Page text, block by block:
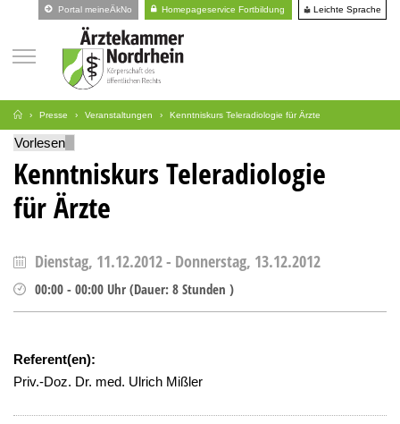
Portal meineÄkNo Homepageservice Fortbildung Leichte Sprache
Presse Veranstaltungen Kenntniskurs Teleradiologie für Ärzte
Vorlesen
Kenntniskurs Teleradiologie
für Ärzte
Dienstag, 11.12.2012- Donnerstag, 13.12.2012
00:00 - 00:00 Uhr (Dauer: 8 Stunden )
Referent(en):
Priv.-Doz. Dr. med. Ulrich Mißler